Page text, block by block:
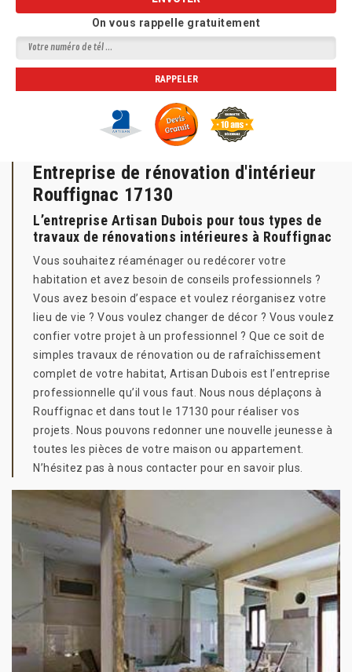
On vous rappelle gratuitement
Entreprise de rénovation d'intérieur
Rouffignac 17130
L’entreprise Artisan Dubois pour tous types de
travaux de rénovations intérieures à Rouffignac
Vous souhaitez réaménager ou redécorer votre
habitation et avez besoin de conseils professionnels ?
Vous avez besoin d’espace et voulez réorganisez votre
lieu de vie ? Vous voulez changer de décor ? Vous voulez
confier votre projet à un professionnel ? Que ce soit de
simples travaux de rénovation ou de rafraîchissement
complet de votre habitat, Artisan Dubois est l’entreprise
professionnelle qu’il vous faut. Nous nous déplaçons à
Rouffignac et dans tout le 17130 pour réaliser vos
projets. Nous pouvons redonner une nouvelle jeunesse à
toutes les pièces de votre maison ou appartement.
N’hésitez pas à nous contacter pour en savoir plus.